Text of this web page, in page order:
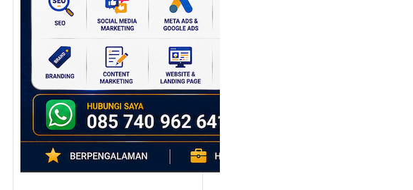
Setiap daerah memiliki
potensi ekonomi yang
berbeda, dan Klaten
adalah…